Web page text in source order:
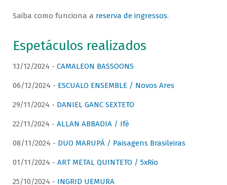
Saiba como funciona a reserva de ingressos.
Espetáculos realizados
13/12/2024 - CAMALEON BASSOONS
06/12/2024 - ESCUALO ENSEMBLE / Novos Ares
29/11/2024 - DANIEL GANC SEXTETO
22/11/2024 - ALLAN ABBADIA / Ifè
08/11/2024 - DUO MARUPÁ / Paisagens Brasileiras
01/11/2024 - ART METAL QUINTETO / 5xRio
25/10/2024 - INGRID UEMURA